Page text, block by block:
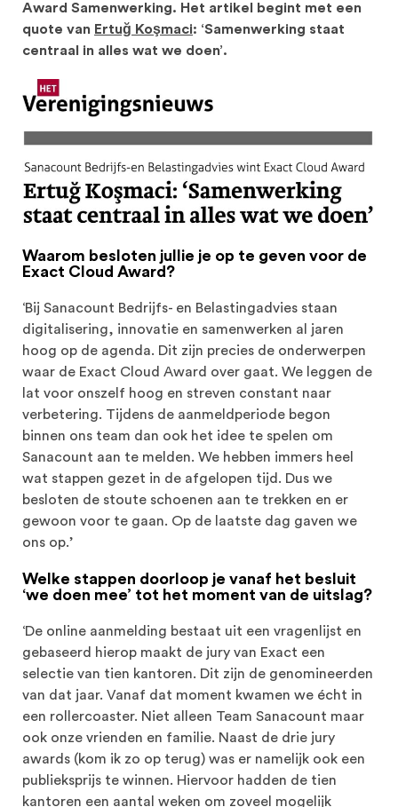
Award Samenwerking. Het artikel begint met een
quote van Ertuğ Koşmaci: ‘Samenwerking staat
centraal in alles wat we doen’.
Waarom besloten jullie je op te geven voor de
Exact Cloud Award?
‘Bij Sanacount Bedrijfs- en Belastingadvies staan
digitalisering, innovatie en samenwerken al jaren
hoog op de agenda. Dit zijn precies de onderwerpen
waar de Exact Cloud Award over gaat. We leggen de
lat voor onszelf hoog en streven constant naar
verbetering. Tijdens de aanmeldperiode begon
binnen ons team dan ook het idee te spelen om
Sanacount aan te melden. We hebben immers heel
wat stappen gezet in de afgelopen tijd. Dus we
besloten de stoute schoenen aan te trekken en er
gewoon voor te gaan. Op de laatste dag gaven we
ons op.’
Welke stappen doorloop je vanaf het besluit
‘we doen mee’ tot het moment van de uitslag?
‘De online aanmelding bestaat uit een vragenlijst en
gebaseerd hierop maakt de jury van Exact een
selectie van tien kantoren. Dit zijn de genomineerden
van dat jaar. Vanaf dat moment kwamen we écht in
een rollercoaster. Niet alleen Team Sanacount maar
ook onze vrienden en familie. Naast de drie jury
awards (kom ik zo op terug) was er namelijk ook een
publieksprijs te winnen. Hiervoor hadden de tien
kantoren een aantal weken om zoveel mogelijk